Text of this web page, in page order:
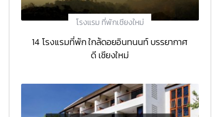
โรงแรม ที่พักเชียงใหม่
14 โรงแรมที่พัก ใกล้ดอยอินทนนท์ บรรยากาศ
ดี เชียงใหม่